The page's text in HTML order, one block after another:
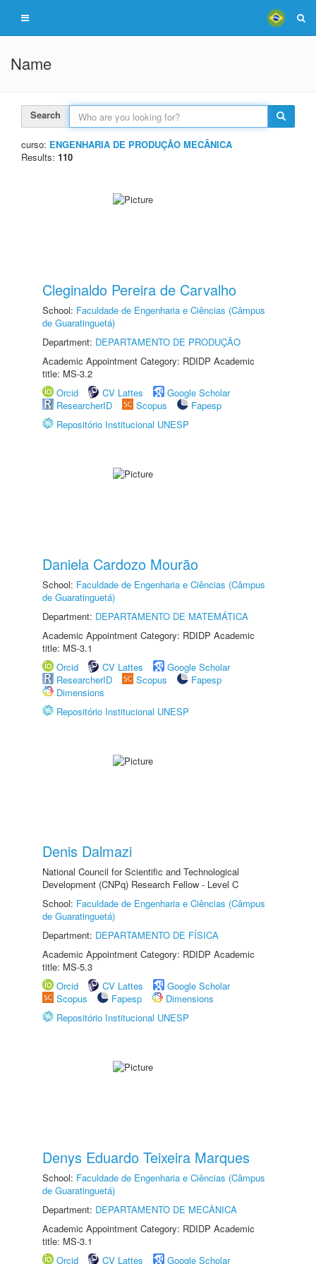
Name
Search
curso: ENGENHARIA DE PRODUÇÃO MECÂNICA
Results: 110
Cleginaldo Pereira de Carvalho
School: Faculdade de Engenharia e Ciências (Câmpus
de Guaratinguetá)
Department: DEPARTAMENTO DE PRODUÇÃO
Academic Appointment Category: RDIDP Academic
title: MS-3.2
Orcid
CV Lattes
Google Scholar
ResearcherID
Scopus
Fapesp
Repositório Institucional UNESP
Daniela Cardozo Mourão
School: Faculdade de Engenharia e Ciências (Câmpus
de Guaratinguetá)
Department: DEPARTAMENTO DE MATEMÁTICA
Academic Appointment Category: RDIDP Academic
title: MS-3.1
Orcid
CV Lattes
Google Scholar
ResearcherID
Scopus
Fapesp
Dimensions
Repositório Institucional UNESP
Denis Dalmazi
National Council for Scientific and Technological
Development (CNPq) Research Fellow - Level C
School: Faculdade de Engenharia e Ciências (Câmpus
de Guaratinguetá)
Department: DEPARTAMENTO DE FÍSICA
Academic Appointment Category: RDIDP Academic
title: MS-5.3
Orcid
CV Lattes
Google Scholar
Scopus
Fapesp
Dimensions
Repositório Institucional UNESP
Denys Eduardo Teixeira Marques
School: Faculdade de Engenharia e Ciências (Câmpus
de Guaratinguetá)
Department: DEPARTAMENTO DE MECÂNICA
Academic Appointment Category: RDIDP Academic
title: MS-3.1
Orcid
CV Lattes Google Scholar